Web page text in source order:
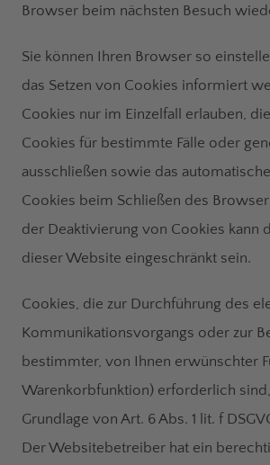
Browser beim nächsten Besuch
Sie können Ihren Browser so
das Setzen von Cookies informiert
Cookies nur im Einzelfall erlauben,
Cookies für bestimmte Fälle oder
ausschließen sowie das
Cookies beim Schließen des
der Deaktivierung von Cookies kann
dieser Website eingeschränkt sein.
Cookies, die zur Durchführung des
Kommunikationsvorgangs oder zur
bestimmter, von Ihnen erwünschter
Warenkorbfunktion) erforderlich
Grundlage von Art. 6 Abs. 1 lit. f
Der Websitebetreiber hat ein